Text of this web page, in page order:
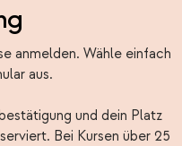
anmelden. Wähle einfach
aus.
und dein Platz
Bei Kursen über 25